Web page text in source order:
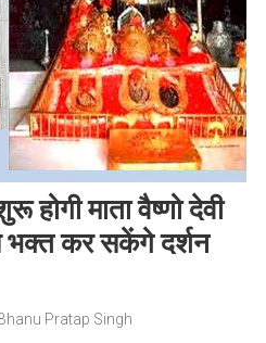
होगी माता वैष्णो देवी
भक्त कर सकेंगे दर्शन
Pratap Singh